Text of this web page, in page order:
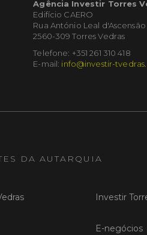
Agência Investir Torres
Edifício CAERO
Rua António Leal d'Ascensão
2560-309 Torres Vedras
Telefone: +351 261 310 418
E-mail: info@investir-
DA AUTARQUIA
Investir
E-negócios